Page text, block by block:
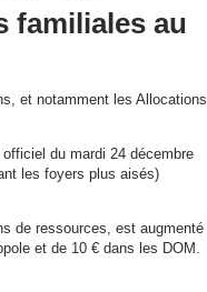
familiales au
et notamment les Allocations
du mardi 24 décembre
les foyers plus aisés)
de ressources, est augmenté
et de 10 € dans les DOM.